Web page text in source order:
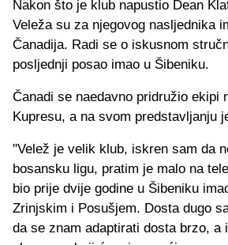
Nakon što je klub napustio Dean
Veleža su za njegovog nasljednika
Čanadija. Radi se o iskusnom
posljednji posao imao u Šibeniku.
Čanadi se naedavno pridružio ekipi
Kupresu, a na svom predstavljanju
"Velež je velik klub, iskren sam da
bosansku ligu, pratim je malo na
bio prije dvije godine u Šibeniku
Zrinjskim i Posušjem. Dosta dugo
da se znam adaptirati dosta brzo, a